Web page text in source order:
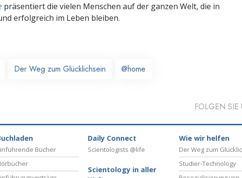
präsentiert die vielen Menschen auf der ganzen Welt, die in
erfolgreich im Leben bleiben.
Der Weg zum Glücklichsein @home
FOLGEN SIE
Bücher
Daily Connect
Scientologists @life
Scientology in aller
Wie wir helfen
Der Weg zum
Studier-Technology